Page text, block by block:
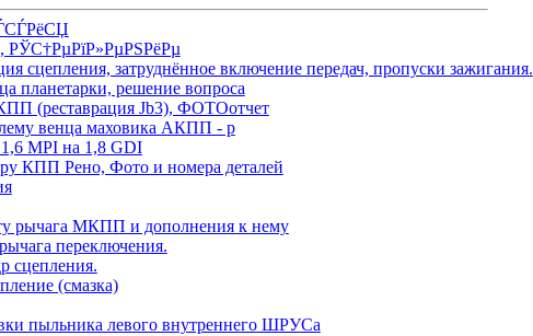
РЎС†РµРїР»РµРЅРёРµ
сцепления, затруднённое включение передач, пропуски зажигания.
планетарки, решение вопроса
(реставрация Jb3), ФОТОотчет
венца маховика АКПП - р
MPI на 1,8 GDI
КПП Рено, Фото и номера деталей
рычага МКПП и дополнения к нему
переключения.
сцепления.
(смазка)
пыльника левого внутреннего ШРУСа